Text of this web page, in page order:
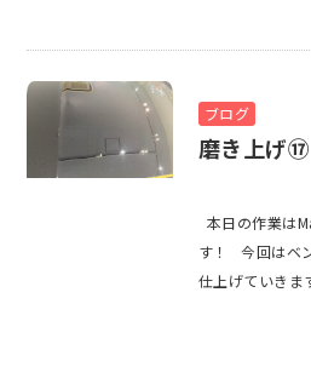
ブログ
磨き上げ⑰
す！ 今回はベントレーコンチネンタルGTを